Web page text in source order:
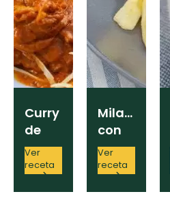
Curry
de
pollo
Ver
receta
Milanesas
con
papas
fritas
Ver
receta